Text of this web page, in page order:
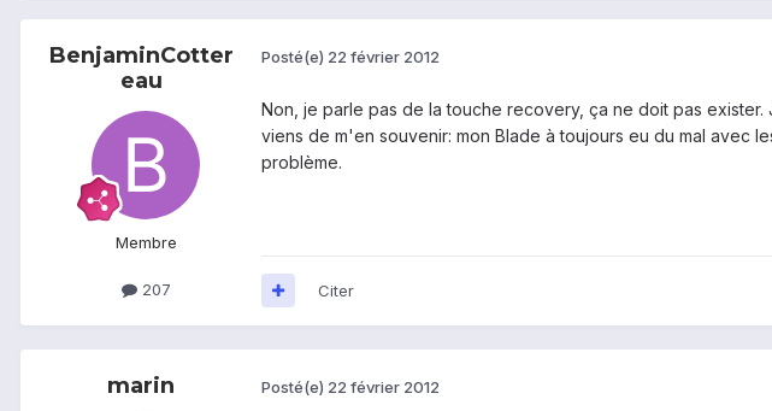
BenjaminCotter
eau
Membre
207
Posté(e) 22 février 2012
Non, je parle pas de la touche recovery, ça ne doit pas
viens de m'en souvenir: mon Blade à toujours eu du mal avec
problème.
Citer
marin Posté(e) 22 février 2012